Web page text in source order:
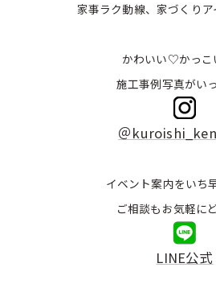
家事ラク動線、家づくりア
かわいい♡かっこ
施工事例写真がい
＠
イベント案内をいち
ご相談もお気軽に
LINE公式